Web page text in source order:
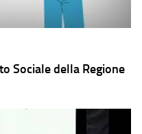
Sociale della Regione